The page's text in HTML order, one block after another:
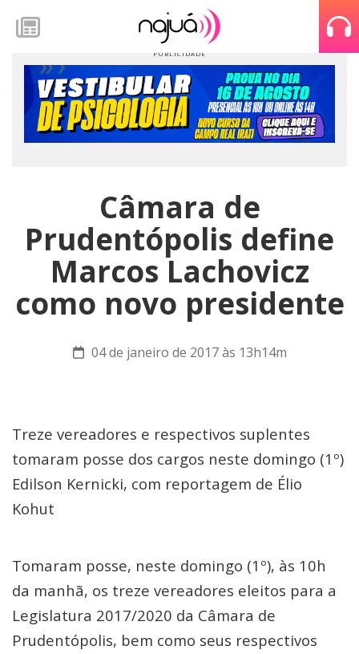
Câmara de
Prudentópolis define
Marcos Lachovicz
como novo presidente
04 de janeiro de 2017 às 13h14m
Treze vereadores e respectivos suplentes
tomaram posse dos cargos neste domingo (1º)
Edilson Kernicki, com reportagem de Élio
Kohut
Tomaram posse, neste domingo (1º), às 10h
da manhã, os treze vereadores eleitos para a
Legislatura 2017/2020 da Câmara de
Prudentópolis, bem como seus respectivos